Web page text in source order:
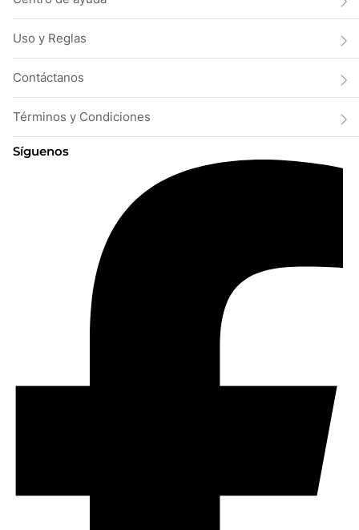
Uso y Reglas
Contáctanos
Términos y Condiciones
Síguenos